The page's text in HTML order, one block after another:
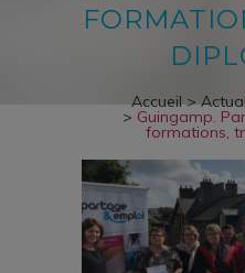
Accueil>
> Guingamp.
formations,